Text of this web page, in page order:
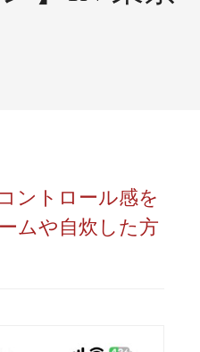
ントロール感を
ムや自炊した方